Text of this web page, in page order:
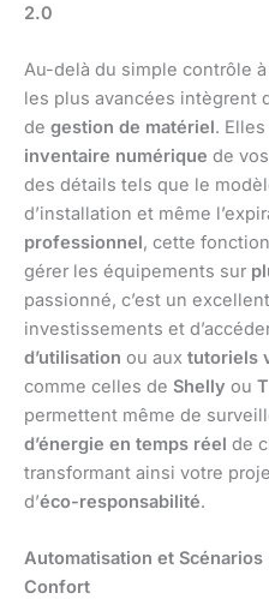
2.0
Au-delà du simple contrôle
les plus avancées intègrent
de gestion de matériel.
inventaire numérique de
des détails tels que le
d’installation et même
professionnel, cette
gérer les équipements sur
passionné, c’est un
investissements et
d’utilisation ou aux tutoriels
comme celles de Shelly ou
permettent même de
d’énergie en temps réel de
transformant ainsi votre
d’éco-responsabilité.
Automatisation et Scénarios
Confort